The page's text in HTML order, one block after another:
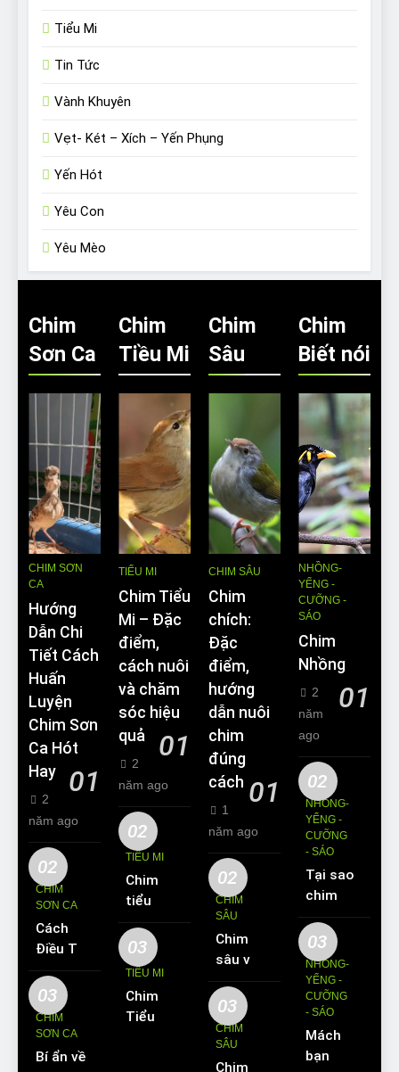
Tiểu Mi
Tin Tức
Vành Khuyên
Vẹt- Két – Xích – Yến Phụng
Yến Hót
Yêu Con
Yêu Mèo
Chim
Sơn Ca
CHIM SƠN
CA
Hướng
Dẫn Chi
Tiết Cách
Huấn
Luyện
Chim Sơn
Ca Hót
Hay
01
2
năm ago
02
CHIM
SƠN CA
Cách
Điều Trị
Hiệu
Quả
Các
Bệnh
Thường
03
CHIM
SƠN CA
Bí ẩn về
Chim
Tiều Mi
TIỂU MI
Chim Tiểu
Mi – Đặc
điểm,
cách nuôi
và chăm
sóc hiệu
quả
01
2
năm ago
02
TIỂU MI
Chim
tiểu mi
ăn gì?
Kinh
nghiệm
chim
tiểu mi
03
TIỂU MI
Chim
Tiểu Mi
Chim
Sâu
CHIM SÂU
Chim
chích:
Đặc
điểm,
hướng
dẫn nuôi
chim
đúng
cách 01
1
năm ago
02
CHIM
SÂU
Chim
sâu và
những
thông
tin cơ
bản về
loài
03
CHIM
SÂU
Chim
Chim
Biết nói
NHỒNG-
YỂNG -
CƯỠNG -
SÁO
Chim
Nhồng
01
2
năm
ago
02
NHỒNG-
YỂNG -
CƯỠNG
- SÁO
Tại sao
chim
Sáo lại
được
yêu
thích
nuôi
làm thú
cưng?
03
NHỒNG-
YỂNG -
CƯỠNG
- SÁO
Mách
bạn